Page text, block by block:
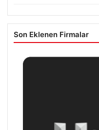
Son Eklenen Firmalar